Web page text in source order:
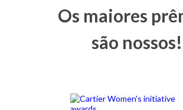
Os maiores
são nossos!